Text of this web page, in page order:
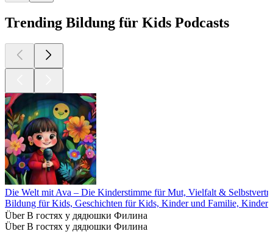
Trending Bildung für Kids Podcasts
Die Welt mit Ava – Die Kinderstimme für Mut, Vielfalt &
Bildung für Kids, Geschichten für Kids, Kinder und Familie,
Über В гостях у дядюшки Филина
Über В гостях у дядюшки Филина